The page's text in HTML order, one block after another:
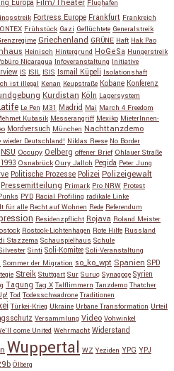
Europa Film/Theater Flughafen
Fortress Europe Frankfurt Frankreich
Frühstück Gazi Geflüchtete Generalstreik
Griechenland GRÜNE Haft Hak Pao
Heinisch Hintergrund HoGeSa Hungerstreik
Nicaragua Infoveranstaltung Initiative
IS ISIL ISIS Ismail Küpeli Isolationshaft
ist illegal Kenan Keupstraße Kobane Konferenz
Kurdistan Köln Lagersystem
Le Pen M31 Madrid Mai March 4 Freedom
Kubasik Messerangriff Mexiko MieterInnen-
Mordversuch München Nachttanzdemo
wieder Deutschland! Niklas Reese No Border
NSU Occupy Oelberg offener Brief Ohlauer Straße
Osnabrück Oury Jalloh Pegida Peter Jung
Politische Prozesse Polizei Polizeigewalt
Pressemitteilung Primark Pro NRW Protest
PYD Racial Profiling radikale Linke
für alle Recht auf Wohnen Rede Referendum
Residenzpflicht Rojava Roland Meister
Rostock-Lichtenhagen Rote Hilfe Russland
Stazzema Schauspielhaus Schule
Sinti Soli-Komitee Soli-Veranstaltung
Sommer der Migration so_ko_wpt Spanien SPD
Streik Stuttgart Sur Suruç Synagoge Syrien
Tagung Tag X Talflimmern Tanzdemo Thatcher
Tod Todesschwadrone Traditionen
Türkei-Krieg Ukraine Urbane Transformation Urteil
Versammlung Video Vohwinkel
come United Wehrmacht Widerstand
Wuppertal WZ Yeziden YPG YPJ
Ölberg